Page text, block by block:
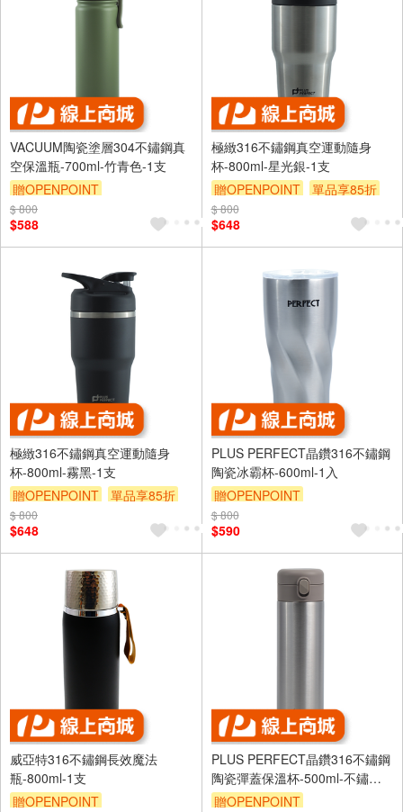
VACUUM陶瓷塗層304不鏽鋼真
空保溫瓶-700ml-竹青色-1支
贈OPENPOINT
$ 800
$588
極緻316不鏽鋼真空運動隨身
杯-800ml-星光銀-1支
贈OPENPOINT
單品享85折
$ 800
$648
極緻316不鏽鋼真空運動隨身
杯-800ml-霧黑-1支
贈OPENPOINT
單品享85折
$ 800
$648
PLUS PERFECT晶鑽316不鏽鋼
陶瓷冰霸杯-600ml-1入
贈OPENPOINT
$ 800
$590
威亞特316不鏽鋼長效魔法
瓶-800ml-1支
贈OPENPOINT
PLUS PERFECT晶鑽316不鏽鋼
陶瓷彈蓋保溫杯-500ml-不鏽鋼
色-1入
贈OPENPOINT